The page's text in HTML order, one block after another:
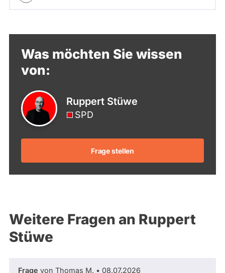
Was möchten Sie wissen
von:
Ruppert Stüwe
SPD
Frage stellen
Weitere Fragen an Ruppert
Stüwe
Frage von Thomas M. • 08.07.2026